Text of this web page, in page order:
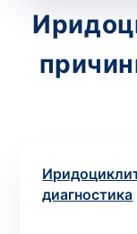
диагностика